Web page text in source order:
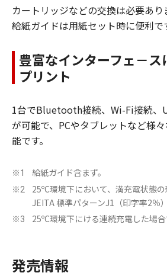
カートリッジなどの交換は必要あ
給紙ガイドは用紙セット時に便利で
豊富なインターフェ－
プリント
1台でBluetooth接続、Wi-Fi接続、
が可能で、PCやタブレットなど様
能です。
※1 給紙ガイド含まず。
※2
25ºC環境下において、満充電状態
JEITA 標準パターンJ1（印字率2％
※3 25ºC環境下にける連続充電した場合
発売情報